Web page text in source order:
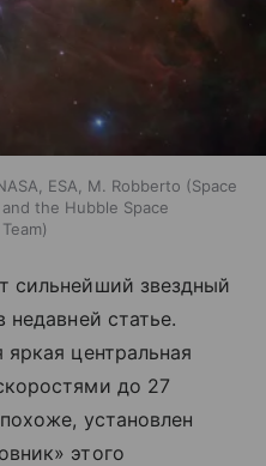
ESA, M. Robberto (Space
the Hubble Space
сильнейший звездный
статье.
центральная
до 27
установлен
этого